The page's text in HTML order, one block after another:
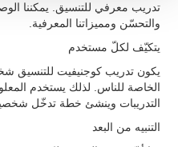
تدريب معرفي للتنسيق. يمكننا
والتحسّن ومميزاتنا المعرفية.
يتكيّف لكلّ مستخدم
يكون تدريب كوجنيفيت للتنسيق
الخاصة للناس. لذلك يستخدم
التدريبات وينشئ خطة تدخّل
التنبيه من البعد